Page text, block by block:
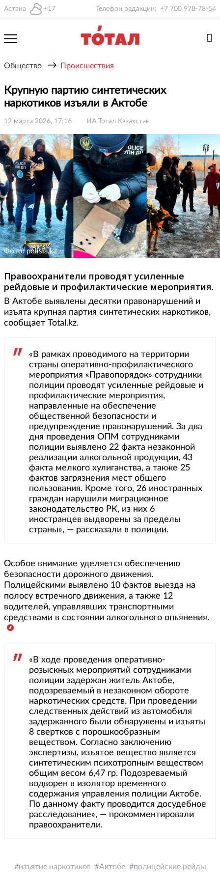
Астана +17 Телефон редакции: +7 700 978-78-54
Общество → Происшествия
Крупную партию синтетических
наркотиков изъяли в Актобе
12 марта 2026, 17:16 ИА Тотал Казахстан
Фото: polisia.kz
Правоохранители проводят усиленные
рейдовые и профилактические мероприятия.
В Актобе выявлены десятки правонарушений и
изъята крупная партия синтетических наркотиков,
сообщает Total.kz.
«В рамках проводимого на территории
страны оперативно-профилактического
мероприятия «Правопорядок» сотрудники
полиции проводят усиленные рейдовые и
профилактические мероприятия,
направленные на обеспечение
общественной безопасности и
предупреждение правонарушений. За два
дня проведения ОПМ сотрудниками
полиции выявлено 22 факта незаконной
реализации алкогольной продукции, 43
факта мелкого хулиганства, а также 25
фактов загрязнения мест общего
пользования. Кроме того, 26 иностранных
граждан нарушили миграционное
законодательство РК, из них 6
иностранцев выдворены за пределы
страны», — рассказали в полиции.
Особое внимание уделяется обеспечению
безопасности дорожного движения.
Полицейскими выявлено 10 фактов выезда на
полосу встречного движения, а также 12
водителей, управлявших транспортными
средствами в состоянии алкогольного опьянения.
«В ходе проведения оперативно-
розыскных мероприятий сотрудниками
полиции задержан житель Актобе,
подозреваемый в незаконном обороте
наркотических средств. При проведении
следственных действий из автомобиля
задержанного были обнаружены и изъяты
8 свертков с порошкообразным
веществом. Согласно заключению
экспертизы, изъятое вещество является
синтетическим психотропным веществом
общим весом 6,47 гр. Подозреваемый
водворен в изолятор временного
содержания управления полиции Актобе.
По данному факту проводится досудебное
расследование», — прокомментировали
правоохранители.
изъятие наркотиков Актобе полицейские рейды